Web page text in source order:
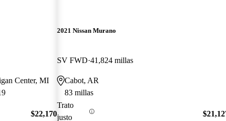
Center, MI
$22,170
2021 Nissan Murano
SV FWD 41,824 millas
Cabot, AR
83 millas
Trato
justo